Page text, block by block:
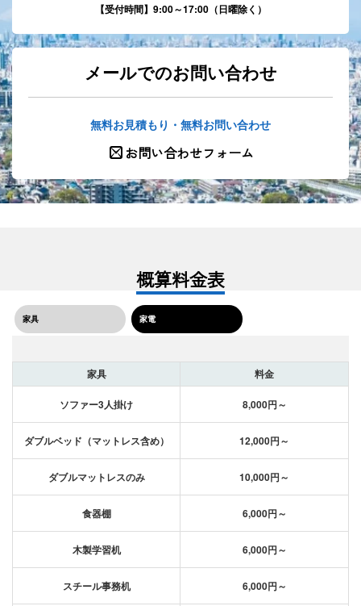
【受付時間】9:00～17:00（日曜除く）
メールでのお問い合わせ
無料お見積もり・無料お問い合わせ
お問い合わせフォーム
概算料金表
家具 家電
家具 料金
ソファー3人掛け 8,000円～
ダブルベッド（マットレス含め） 12,000円～
ダブルマットレスのみ 10,000円～
食器棚 6,000円～
木製学習机 6,000円～
スチール事務机 6,000円～